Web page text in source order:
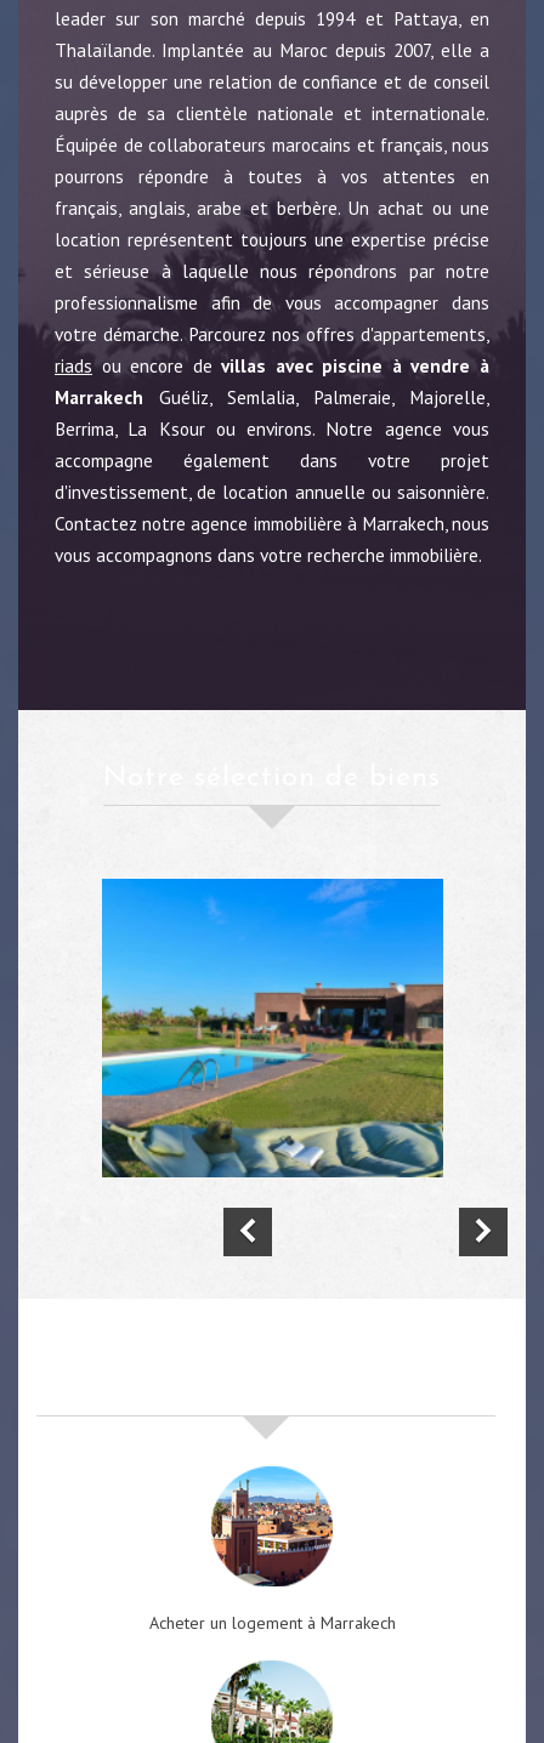
leader sur son marché depuis 1994 et Pattaya, en
Thalaïlande. Implantée au Maroc depuis 2007, elle a
su développer une relation de confiance et de conseil
auprès de sa clientèle nationale et internationale.
Équipée de collaborateurs marocains et français, nous
pourrons répondre à toutes à vos attentes en
français, anglais, arabe et berbère. Un achat ou une
location représentent toujours une expertise précise
et sérieuse à laquelle nous répondrons par notre
professionnalisme afin de vous accompagner dans
votre démarche. Parcourez nos offres d'appartements,
riads ou encore devillas avec piscine à vendre à
Marrakech Guéliz, Semlalia, Palmeraie, Majorelle,
Berrima, La Ksour ou environs. Notre agence vous
accompagne également dans votre projet
d'investissement, de location annuelle ou saisonnière.
Contactez notre agence immobilière à Marrakech, nous
vous accompagnons dans votre recherche immobilière.
Acheter un logement à Marrakech